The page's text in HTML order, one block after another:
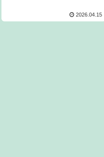
2026.04.15